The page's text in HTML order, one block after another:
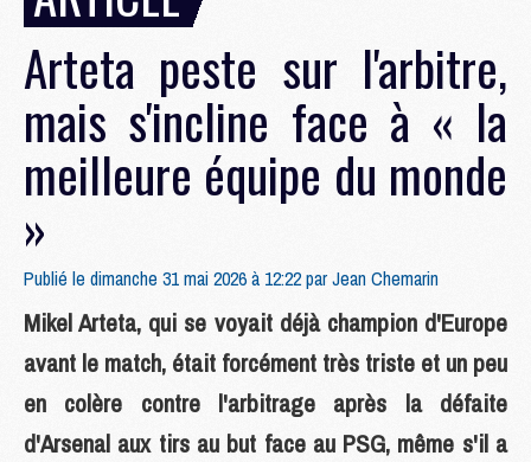
Arteta peste sur l'arbitre,
mais s'incline face à « la
meilleure équipe du monde
»
Publié le dimanche 31 mai 2026 à 12:22 parJean Chemarin
Mikel Arteta, qui se voyait déjà champion d'Europe
avant le match, était forcément très triste et un peu
en colère contre l'arbitrage après la défaite
d'Arsenal aux tirs au but face au PSG, même s'il a